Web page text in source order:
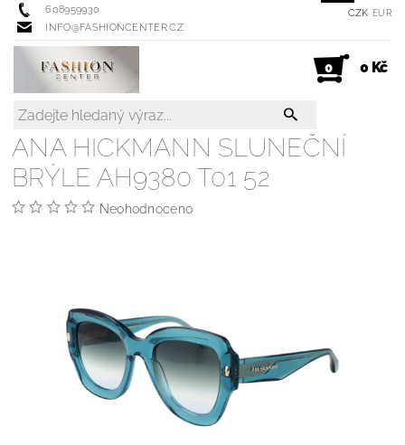
608959930
INFO@FASHIONCENTER.CZ
CZK EUR
0 0 Kč
ANA HICKMANN SLUNEČNÍ
BRÝLE AH9380 T01 52
Neohodnoceno